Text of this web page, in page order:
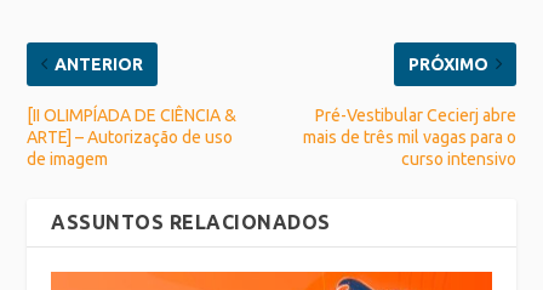
ANTERIOR
[II OLIMPÍADA DE CIÊNCIA &
ARTE] – Autorização de uso
de imagem
PRÓXIMO
Pré-Vestibular Cecierj abre
mais de três mil vagas para o
curso intensivo
ASSUNTOS RELACIONADOS